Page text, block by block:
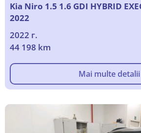
Kia Niro 1.5 1.6 GDI HYBRID
2022
2022 г.
44 198 km
Mai multe detalii